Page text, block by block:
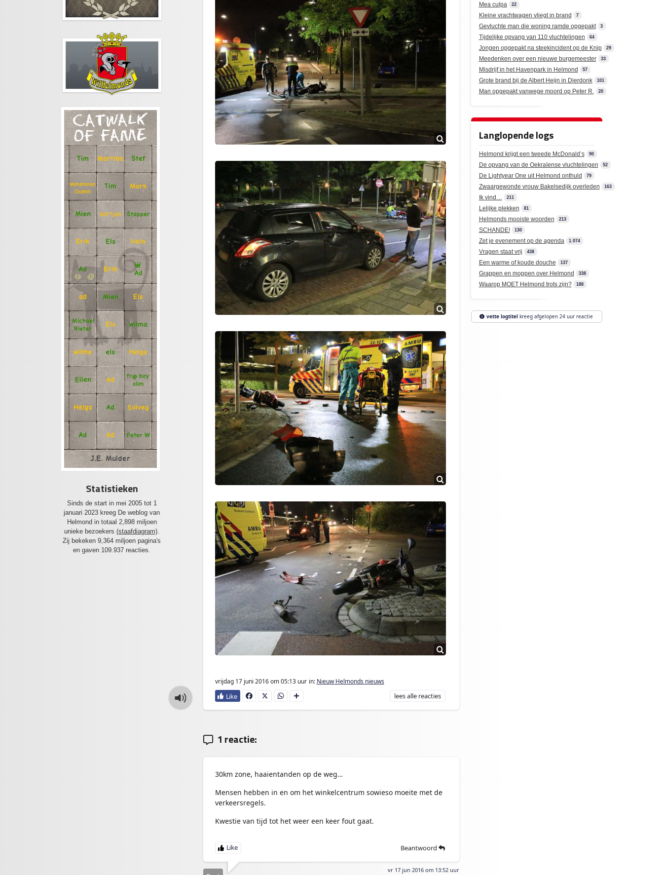
CATWALK
OF FAME
Tim Martina Stef
Mohammed
Chahim
Tim Mark
Mien dartjan Stapper
Erik Els Hein
Ad Erik
Ad
ad Mien Els
Michael
Rieter
Els wilma
wilma els Helga
Ellen Ad fr@ boy
slim
Helga Ad Solveg
Ad Ad Peter W
J.E. Mulder
Statistieken
Sinds de start in mei 2005 tot 1
januari 2023 kreeg De weblog van
Helmond in totaal 2,898 miljoen
unieke bezoekers (staafdiagram)
Zij bekeken 9,364 miljoen pagina's
en gaven 109.937 reacties.
vrijdag 17 juni 2016om 05:13 uur in: Nieuw Helmonds nieuws
Fa
ce
X
W
ha
D
e
leesalle reacties
1 reactie:
30km zone, haaientanden op de weg…
Mensen hebben in en om het winkelcentrum sowieso moeite met de
verkeersregels.
Kwestie van tijd tot het weer een keer fout gaat.
Beantwoord
vr 17 jun 2016 om 13:52 uur
Mea culpa 22
Kleine vrachtwagen vliegt in brand 7
Gevluchte man die woning ramde opgepakt 3
Tijdelijke opvang van 110 vluchtelingen 64
Jongen opgepakt na steekincident op de Knip 29
Meedenken over een nieuwe burgemeester 33
Misdrijf in het Havenpark in Helmond 57
Grote brand bij de Albert Heijn in Dierdonk 101
Man opgepakt vanwege moord op Peter R. 20
Langlopende logs
Helmond krijgt een tweede McDonald’s 90
De opvang van de Oekraïense vluchtelingen 52
De Lightyear One uit Helmond onthuld 79
Zwaargewonde vrouw Bakelsedijk overleden 163
Ik vind… 211
Lelijke plekken 81
Helmonds mooiste woorden 213
SCHANDE! 130
Zet je evenement op de agenda 1.074
Vragen staat vrij 438
Een warme of koude douche 137
Grappen en moppen over Helmond 338
Waarop MOET Helmond trots zijn? 188
vette logtitelkreeg afgelopen 24 uur reactie